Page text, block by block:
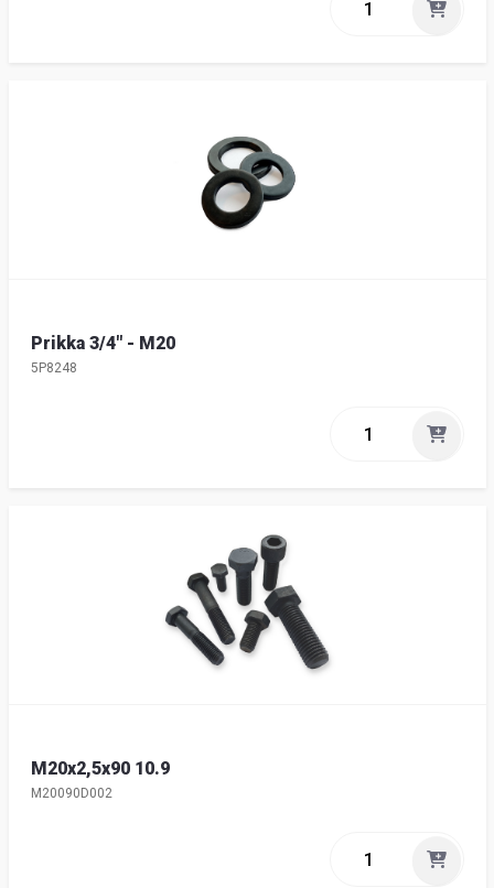
Prikka 3/4" - M20
5P8248
M20x2,5x90 10.9
M20090D002